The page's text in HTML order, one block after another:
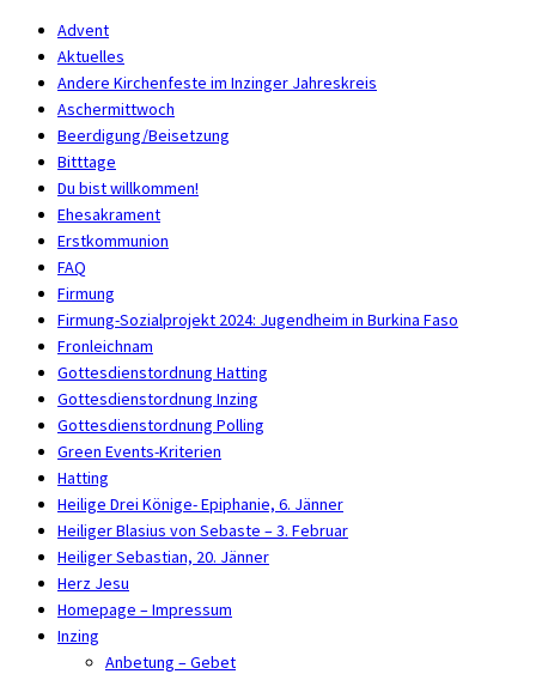
Advent
Aktuelles
Andere Kirchenfeste im Inzinger Jahreskreis
Aschermittwoch
Beerdigung/Beisetzung
Bitttage
Du bist willkommen!
Ehesakrament
Erstkommunion
FAQ
Firmung
Firmung-Sozialprojekt 2024: Jugendheim in Burkina Faso
Fronleichnam
Gottesdienstordnung Hatting
Gottesdienstordnung Inzing
Gottesdienstordnung Polling
Green Events-Kriterien
Hatting
Heilige Drei Könige- Epiphanie, 6. Jänner
Heiliger Blasius von Sebaste – 3. Februar
Heiliger Sebastian, 20. Jänner
Herz Jesu
Homepage – Impressum
Inzing
Anbetung – Gebet